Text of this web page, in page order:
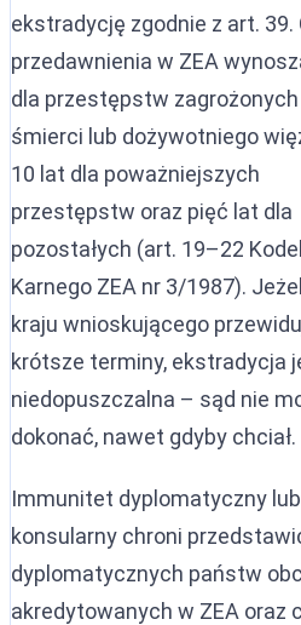
ekstradycję zgodnie z art. 39.
przedawnienia w ZEA
dla przestępstw zagrożonych
śmierci lub dożywotniego
10 lat dla poważniejszych
przestępstw oraz pięć lat dla
pozostałych (art. 19–22
Karnego ZEA nr 3/1987).
kraju wnioskującego
krótsze terminy, ekstradycja
niedopuszczalna – sąd nie
dokonać, nawet gdyby chciał.
Immunitet dyplomatyczny lub
konsularny chroni
dyplomatycznych państw
akredytowanych w ZEA oraz